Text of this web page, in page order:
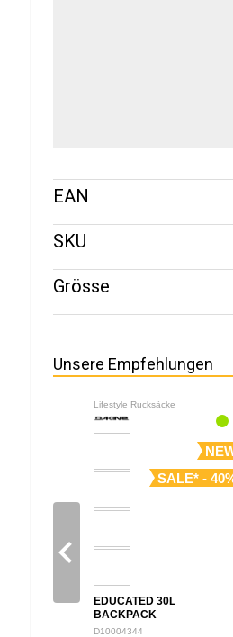
EAN
SKU
Grösse
Unsere Empfehlungen
Lifestyle Rucksäcke
SALE* -
EDUCATED 30L
BACKPACK
D10004344
navigate_before